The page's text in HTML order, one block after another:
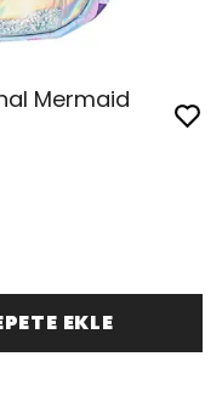
Mermaid
EKLE